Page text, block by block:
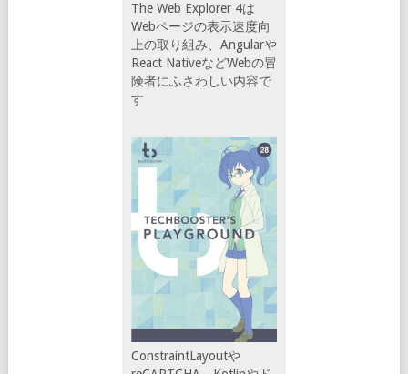
The Web Explorer 4は
Webページの表示速度向
上の取り組み、Angularや
React NativeなどWebの冒
険者にふさわしい内容で
す
ConstraintLayoutや